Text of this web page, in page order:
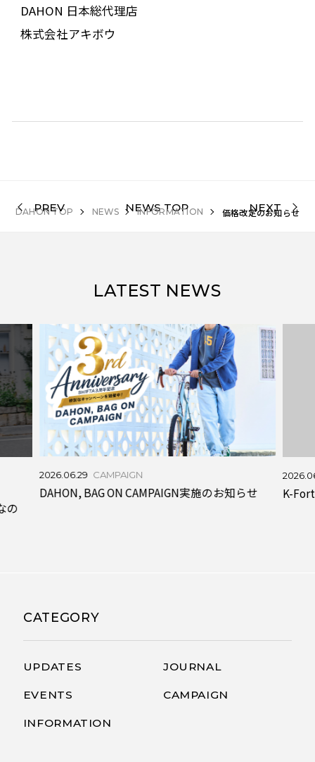
DAHON 日本総代理店
株式会社アキボウ
DAHON TOP NEWS INFORMATION 価格改定のお知らせ
PREV NEWS TOP NEXT
LATEST NEWS
の
2026.06.29 CAMPAIGN
DAHON, BAG ON CAMPAIGN実施のお知らせ K-
CATEGORY
UPDATES JOURNAL
EVENTS CAMPAIGN
INFORMATION